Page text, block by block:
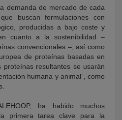
demanda de mercado de cada
buscan formulaciones con
producidas a bajo coste y
cuanto a la sostenibilidad –
convencionales –, así como
de proteínas basadas en
resultantes se usarán
humana y animal”, como
ha habido muchos
primera tarea clave para la